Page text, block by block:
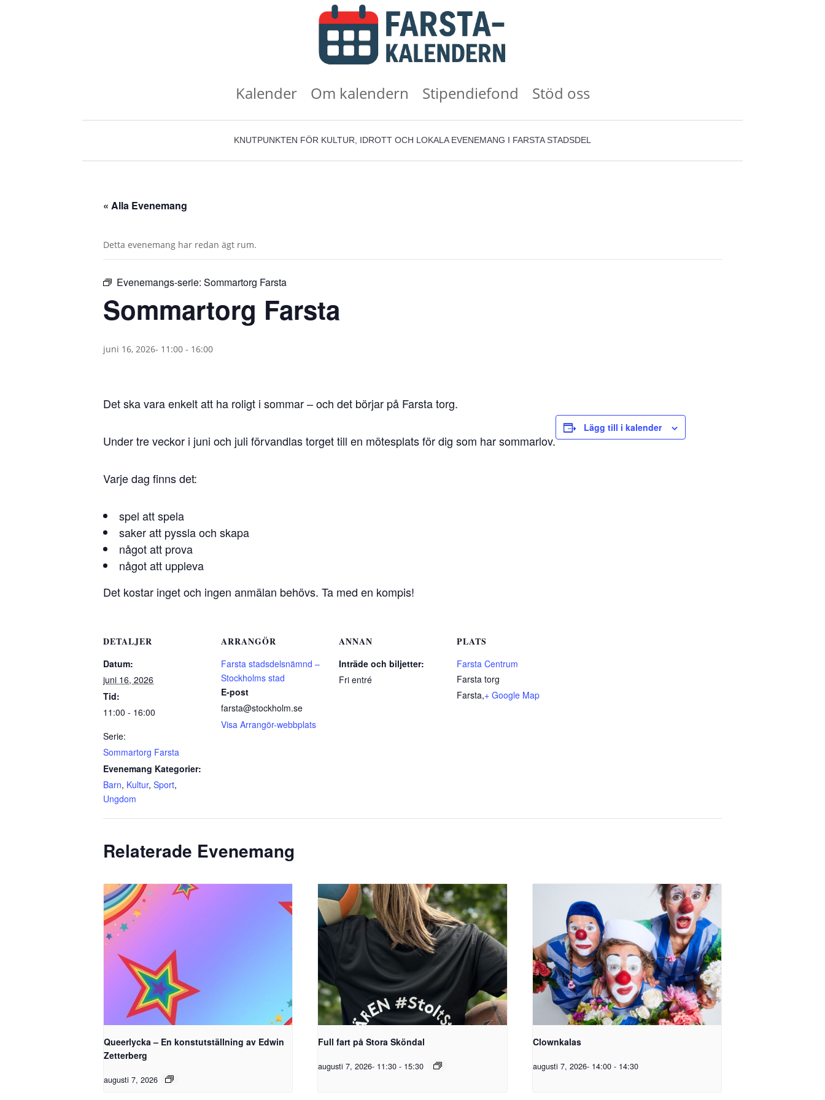
Kalender Om kalendern Stipendiefond Stöd oss
KNUTPUNKTEN FÖR KULTUR, IDROTT OCH LOKALA EVENEMANG I FARSTA STADSDEL
« Alla Evenemang
Detta evenemang har redan ägt rum.
Evenemangs-serie: Sommartorg Farsta
Sommartorg Farsta
juni 16, 2026- 11:00 - 16:00
Det ska vara enkelt att ha roligt i sommar – och det börjar på Farsta torg.
Under tre veckor i juni och juli förvandlas torget till en mötesplats för dig som har sommarlov.
Varje dag finns det:
spel att spela
saker att pyssla och skapa
något att prova
något att uppleva
Det kostar inget och ingen anmälan behövs. Ta med en kompis!
Lägg till i kalender
DETALJER
Datum:
juni 16, 2026
Tid:
11:00 - 16:00
Serie:
Sommartorg Farsta
Evenemang Kategorier:
Barn, Kultur, Sport,
Ungdom
ARRANGÖR
Farsta stadsdelsnämnd –
Stockholms stad
E-post
farsta@stockholm.se
Visa Arrangör-webbplats
ANNAN
Inträde och biljetter:
Fri entré
PLATS
Farsta Centrum
Farsta torg
Farsta,+ Google Map
Relaterade Evenemang
Queerlycka – En konstutställning av Edwin
Zetterberg
augusti 7, 2026
Full fart på Stora Sköndal
augusti 7, 2026- 11:30 - 15:30
Clownkalas
augusti 7, 2026- 14:00 - 14:30